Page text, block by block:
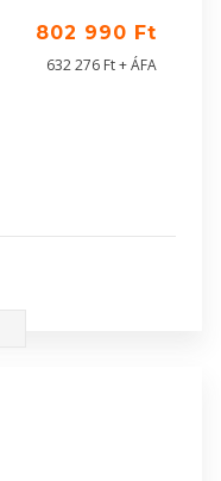
802 990 Ft
632 276 Ft + ÁFA